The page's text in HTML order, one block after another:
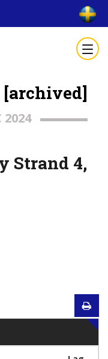
[archived]
2024
Strand 4,